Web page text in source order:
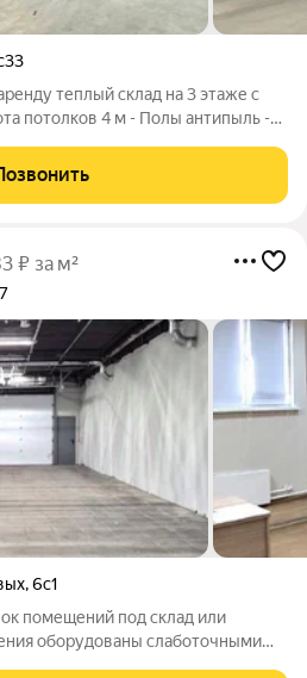
теплый склад на 3 этаже с
потолков 4 м - Полы антипыль -
и разгрузки, дебаркадер -
₽ за м²
,6с1
помещений под склад или
оборудованы слаботочными